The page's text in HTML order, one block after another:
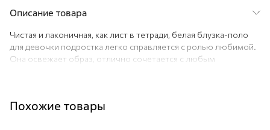
Описание товара
Чистая и лаконичная, как лист в тетради, белая блузка-поло
для девочки подростка легко справляется с ролью любимой.
Она освежает образ, отлично сочетается с любым
– лёгкая трикотажная ткань, комфортная в жару (плотность
Похожие товары